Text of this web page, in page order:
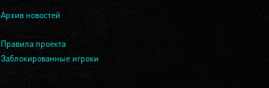
Архив новостей
Правила проекта
Заблокированные игроки